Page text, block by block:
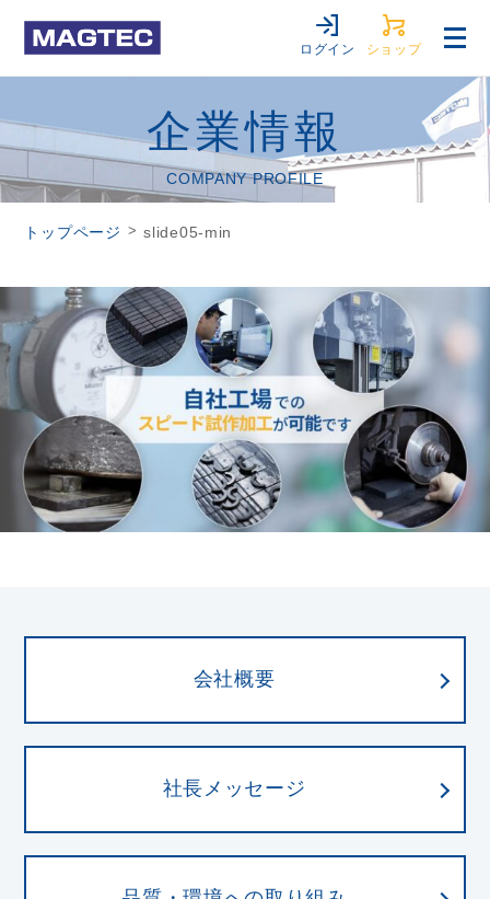
ログイン ショップ
企業情報
COMPANY PROFILE
トップページ > slide05-min
会社概要
社長メッセージ